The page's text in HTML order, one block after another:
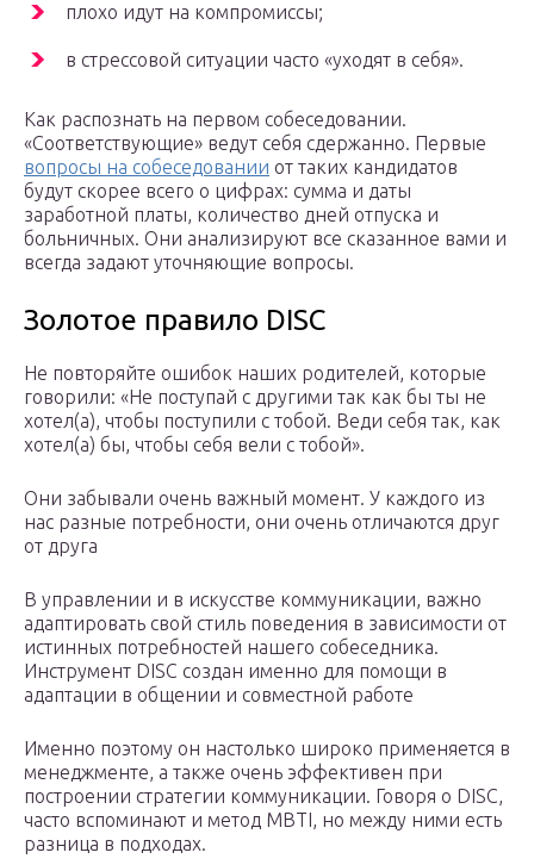
плохо идут на компромиссы;
в стрессовой ситуации часто «уходят в себя».
Как распознать на первом собеседовании.
«Соответствующие» ведут себя сдержанно. Первые
вопросы на собеседовании от таких кандидатов
будут скорее всего о цифрах: сумма и даты
заработной платы, количество дней отпуска и
больничных. Они анализируют все сказанное вами и
всегда задают уточняющие вопросы.
Золотое правило DISC
Не повторяйте ошибок наших родителей, которые
говорили: «Не поступай с другими так как бы ты не
хотел(а), чтобы поступили с тобой. Веди себя так, как
хотел(а) бы, чтобы себя вели с тобой».
Они забывали очень важный момент. У каждого из
нас разные потребности, они очень отличаются друг
от друга
В управлении и в искусстве коммуникации, важно
адаптировать свой стиль поведения в зависимости от
истинных потребностей нашего собеседника.
Инструмент DISC создан именно для помощи в
адаптации в общении и совместной работе
Именно поэтому он настолько широко применяется в
менеджменте, а также очень эффективен при
построении стратегии коммуникации. Говоря о DISC,
часто вспоминают и метод MBTI, но между ними есть
разница в подходах.